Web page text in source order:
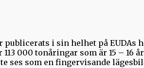
publicerats i sin helhet på EUDAs
000 tonåringar som är 15 – 16
ses som en fingervisande